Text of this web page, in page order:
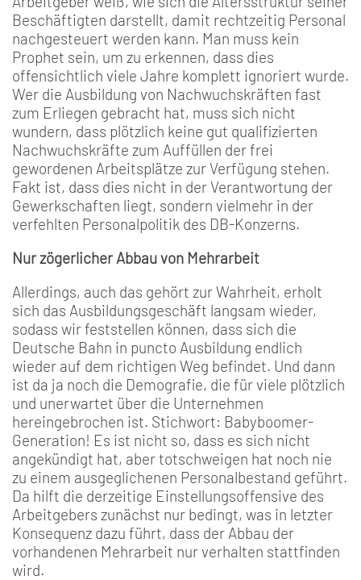
Beschäftigten darstellt, damit rechtzeitig Personal
nachgesteuert werden kann. Man muss kein
Prophet sein, um zu erkennen, dass dies
offensichtlich viele Jahre komplett ignoriert wurde.
Wer die Ausbildung von Nachwuchskräften fast
zum Erliegen gebracht hat, muss sich nicht
wundern, dass plötzlich keine gut qualifizierten
Nachwuchskräfte zum Auffüllen der frei
gewordenen Arbeitsplätze zur Verfügung stehen.
Fakt ist, dass dies nicht in der Verantwortung der
Gewerkschaften liegt, sondern vielmehr in der
verfehlten Personalpolitik des DB-Konzerns.
Nur zögerlicher Abbau von Mehrarbeit
Allerdings, auch das gehört zur Wahrheit, erholt
sich das Ausbildungsgeschäft langsam wieder,
sodass wir feststellen können, dass sich die
Deutsche Bahn in puncto Ausbildung endlich
wieder auf dem richtigen Weg befindet. Und dann
ist da ja noch die Demografie, die für viele plötzlich
und unerwartet über die Unternehmen
hereingebrochen ist. Stichwort: Babyboomer-
Generation! Es ist nicht so, dass es sich nicht
angekündigt hat, aber totschweigen hat noch nie
zu einem ausgeglichenen Personalbestand geführt.
Da hilft die derzeitige Einstellungsoffensive des
Arbeitgebers zunächst nur bedingt, was in letzter
Konsequenz dazu führt, dass der Abbau der
vorhandenen Mehrarbeit nur verhalten stattfinden
wird.